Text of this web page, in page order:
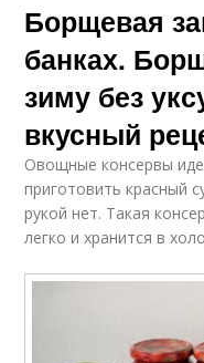
Борщевая
банках.
зиму без
вкусный
Овощные консервы
приготовить красный
рукой нет. Такая
легко и хранится в